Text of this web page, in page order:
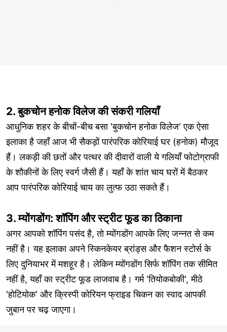
2. बुकचोन हनोक विलेज की संकरी गलियाँ
आधुनिक शहर के बीचों-बीच बसा 'बुकचोन हनोक विलेज' एक ऐसा
इलाका है जहाँ आज भी सैकड़ों पारंपरिक कोरियाई घर (हनोक) मौजूद
हैं। लकड़ी की छतों और पत्थर की दीवारों वाली ये गलियाँ फोटोग्राफी
के शौकीनों के लिए स्वर्ग जैसी हैं। यहाँ के शांत चाय घरों में बैठकर
आप पारंपरिक कोरियाई चाय का लुत्फ उठा सकते हैं।
3. म्योंगडोंग: शॉपिंग और स्ट्रीट फूड का ठिकाना
अगर आपको शॉपिंग पसंद है, तो म्योंगडोंग आपके लिए जन्नत से कम
नहीं है। यह इलाका अपने स्किनकेयर ब्रांड्स और फैशन स्टोर्स के
लिए दुनियाभर में मशहूर है। लेकिन म्योंगडोंग सिर्फ शॉपिंग तक सीमित
नहीं है, यहाँ का स्ट्रीट फूड लाजवाब है। गर्म 'तियोकबोकी', मीठे
'होटियोक' और क्रिस्पी कोरियन फ्राइड चिकन का स्वाद आपकी
जुबान पर चढ़ जाएगा।